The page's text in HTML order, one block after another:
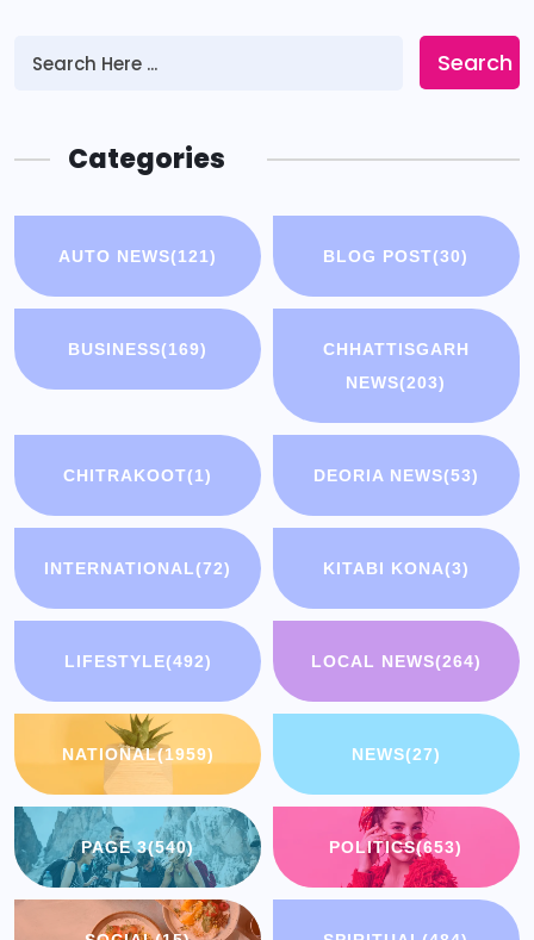
Search
Categories
AUTO NEWS(121) BLOG POST(30)
BUSINESS(169)
CHHATTISGARH
NEWS(203)
CHITRAKOOT(1) DEORIA NEWS(53)
INTERNATIONAL(72) KITABI KONA(3)
LIFESTYLE(492) LOCAL NEWS(264)
NATIONAL(1959) NEWS(27)
PAGE 3(540) POLITICS(653)